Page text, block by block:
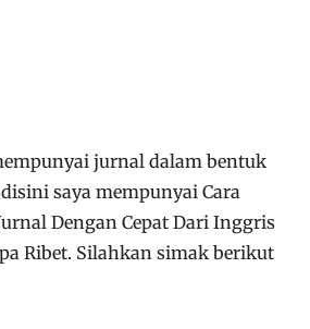
jurnal dalam bentuk
saya mempunyai Cara
Dengan Cepat Dari Inggris
Ribet. Silahkan simak berikut